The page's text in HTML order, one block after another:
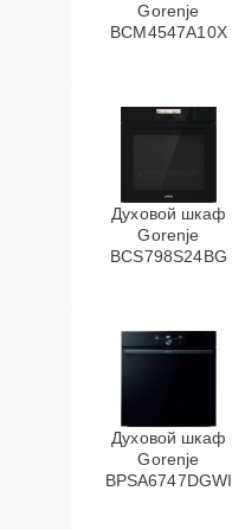
Gorenje
BCM4547A10X
Духовой шкаф
Gorenje
BCS798S24BG
Духовой шкаф
Gorenje
BPSA6747DGWI